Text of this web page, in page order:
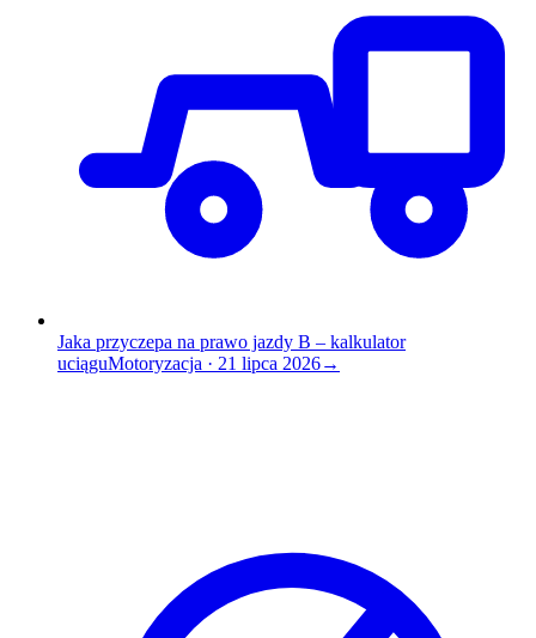
Jaka przyczepa na prawo jazdy B – kalkulator
uciąguMotoryzacja · 21 lipca 2026→